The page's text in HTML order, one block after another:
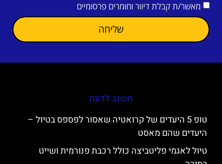
מאשר/ת קבלת דיוור וחומרים פרסומיים
שליחה
חשוב לדעת
טופ 5 היעדים של קרואטיה שאסור לפספס בטיול –
היעדים שהם מאסט
טיול לאגמי פליטביצה כולל רכבת פנורמית ושייט